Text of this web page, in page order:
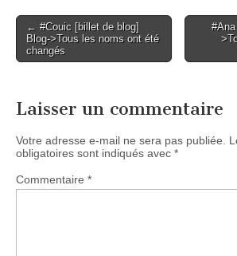
Post
navigation
← #Couic [billet de blog]
Blog->Tous les noms ont été
changés
Laisser un commentaire
Votre adresse e-mail ne sera pas publiée.
obligatoires sont indiqués avec *
Commentaire *